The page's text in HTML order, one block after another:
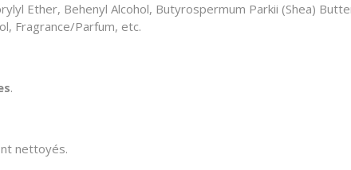
Ether, Behenyl Alcohol, Butyrospermum Parkii (Shea)
Fragrance/Parfum, etc.
.
nettoyés.